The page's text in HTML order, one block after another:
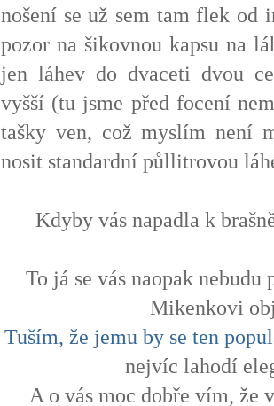
nošení se už sem tam flek od
pozor na šikovnou kapsu na
jen láhev do dvaceti dvou
vyšší (tu jsme před focení
tašky ven, což myslím není
nosit standardní půllitrovou
Kdyby vás napadla k
To já se vás naopak
Mikenkovi
Tuším, že jemu by se ten
nejvíc lahodí
A o vás moc dobře vím,